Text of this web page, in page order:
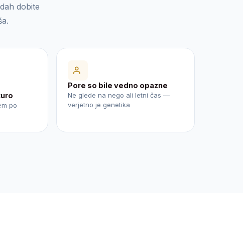
dobite
po
Pore so bile vedno opazne
Ne glede na nego ali letni čas —
verjetno je genetika